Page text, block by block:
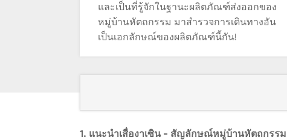
และเป็นที่รู้จักในฐานะผลิตภัณฑ์ส่งออกของ
หมู่บ้านหัตถกรรม มาสำรวจการเดินทางอัน
เป็นเอกลักษณ์ของผลิตภัณฑ์นี้กัน!
1. แนะนำเสื่องาเซิน - สัญลักษณ์หมู่บ้านหัตถกรร